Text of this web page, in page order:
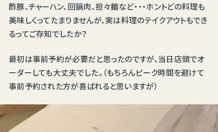
酢豚、チャーハン、回鍋肉、担々麺など・・・ホントどの料理も
美味しくってたまりませんが、実は料理のテイクアウトもでき
るってご存知でしたか？
最初は事前予約が必要だと思ったのですが、当日店頭でオ
ーダーしても大丈夫でした。（もちろんピーク時間を避けて
事前予約された方が喜ばれると思いますが）